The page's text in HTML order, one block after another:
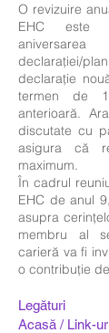
O revizuire
EHC este
declarației/
declarație
termen de
anterioară.
discutate cu
asigura că
maximum.
În cadrul
EHC de anul
asupra
membru al
carieră va fi
o contribuție
Legături
Acasă / Link-